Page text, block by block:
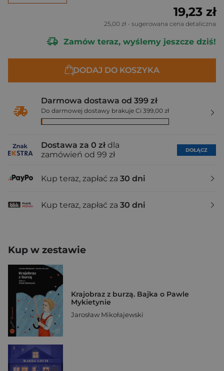
19,23 zł
25,00 zł - sugerowana cena detaliczna
Zamów teraz, wyślemy jeszcze dziś!
DODAJ DO KOSZYKA
Darmowa dostawa od 399 zł
Do darmowej dostawy brakuje Ci 399,00 zł
Dostawa za 0 zł dla
zamówień od 99 zł
DOŁĄCZ
Kup teraz, zapłać za 30 dni
Kup teraz, zapłać za 30 dni
Kup w zestawie
Krajobraz z burzą. Bajka o Pawle
Mykietynie
Jarosław Mikołajewski